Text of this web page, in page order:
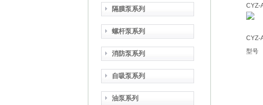
隔膜泵系列
螺杆泵系列
消防泵系列
自吸泵系列
油泵系列
CYZ-
CYZ-
型号